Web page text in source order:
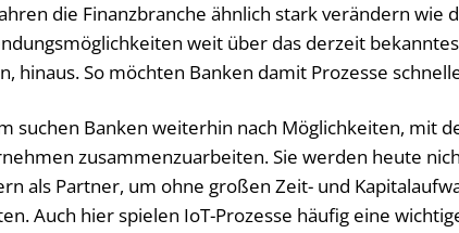
die Finanzbranche ähnlich stark verändern wie
weit über das derzeit
hinaus. So möchten Banken damit Prozesse
suchen Banken weiterhin nach Möglichkeiten, mit
zusammenzuarbeiten. Sie werden heute
als Partner, um ohne großen Zeit- und
Auch hier spielen IoT-Prozesse häufig eine